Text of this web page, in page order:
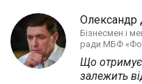
Олександр
Бізнесмен і
ради МБФ
Що отримує
залежить